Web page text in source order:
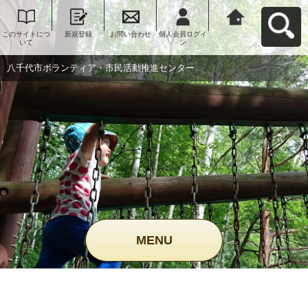
このサイトにつ
いて
新規登録 お問い合わせ
個人会員ログイ
ン
八千代市ボラン
ティア・市民活
動推進センター
へ戻る
八千代市ボランティア・市民活動推進センター
MENU